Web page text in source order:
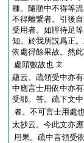
種。隨順中不得等
不得離繋者。引後
受用者。如脛待足
知。於我所説爲正
依處得餘果故。然
處頭數故也 文
蘊云。疏領受中亦
中應言士用依中亦
受耶。答。疏下文
者。不可言士用處
太抄云。今此文亦
用果。疏中言領受